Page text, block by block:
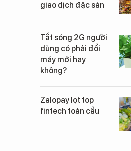
giao dịch đặc sản
Tắt sóng 2G người
dùng có phải đổi
máy mới hay
không?
Zalopay lọt top
fintech toàn cầu